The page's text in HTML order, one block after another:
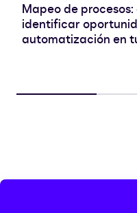
Mapeo de
identificar
automatización en